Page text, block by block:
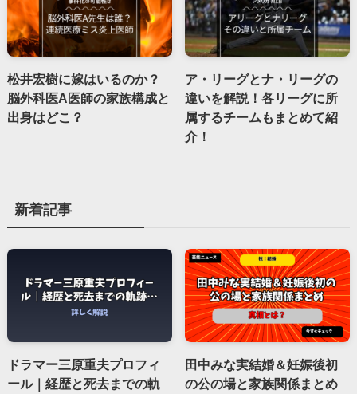
松井宏樹に嫁はいるのか？
脳外科医A医師の家族構成と
出身はどこ？
ア・リーグとナ・リーグの
違いを解説！各リーグに所
属するチームもまとめて紹
介！
新着記事
ドラマー三原重夫プロフィ
ール｜経歴と死去までの軌
田中みな実結婚＆妊娠後初
の公の場と家族関係まとめ